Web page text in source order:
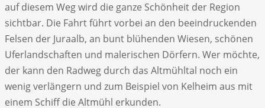
auf diesem Weg wird die ganze Schönheit der Region
sichtbar. Die Fahrt führt vorbei an den beeindruckenden
Felsen der Juraalb, an bunt blühenden Wiesen, schönen
Uferlandschaften und malerischen Dörfern. Wer möchte,
der kann den Radweg durch das Altmühltal noch ein
wenig verlängern und zum Beispiel von Kelheim aus mit
einem Schiff die Altmühl erkunden.